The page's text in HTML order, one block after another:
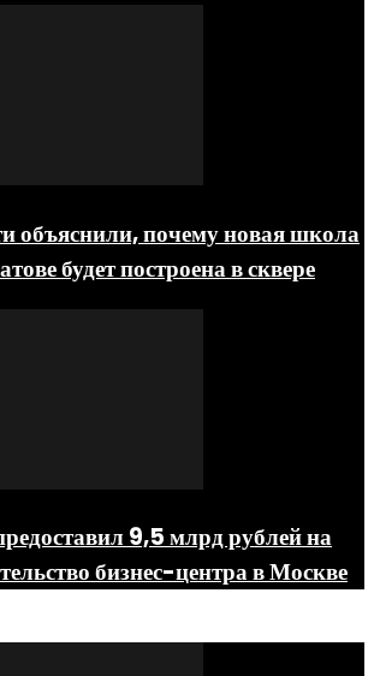
объяснили, почему новая школа
будет построена в сквере
9,5 млрд рублей на
бизнес-центра в Москве